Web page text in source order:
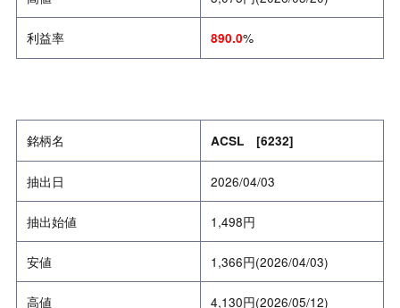
利益率 890.0%
銘柄名 ACSL [6232]
抽出日 2026/04/03
抽出始値 1,498円
安値 1,366円(2026/04/03)
高値 4,130円(2026/05/12)